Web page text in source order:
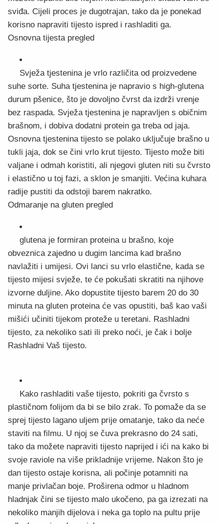
sviđa. Cijeli proces je dugotrajan, tako da je ponekad
korisno napraviti tijesto ispred i rashladiti ga.
Osnovna tijesta pregled
Svježa tjestenina je vrlo različita od proizvedene
suhe sorte. Suha tjestenina je napravio s high-glutena
durum pšenice, što je dovoljno čvrst da izdrži vrenje
bez raspada. Svježa tjestenina je napravljen s običnim
brašnom, i dobiva dodatni protein ga treba od jaja.
Osnovna tjestenina tijesto se polako uključuje brašno u
tukli jaja, dok se čini vrlo krut tijesto. Tijesto može biti
valjane i odmah koristiti, ali njegovi gluten niti su čvrsto
i elastično u toj fazi, a sklon je smanjiti. Većina kuhara
radije pustiti da odstoji barem nakratko.
Odmaranje na gluten pregled
glutena je formiran proteina u brašno, koje
obveznica zajedno u dugim lancima kad brašno
navlažiti i umijesi. Ovi lanci su vrlo elastične, kada se
tijesto mijesi svježe, te će pokušati skratiti na njihove
izvorne duljine. Ako dopustite tijesto barem 20 do 30
minuta na gluten proteina će vas opustiti, baš kao vaši
mišići učiniti tijekom proteže u teretani. Rashladni
tijesto, za nekoliko sati ili preko noći, je čak i bolje
Rashladni Vaš tijesto.
Kako rashladiti vaše tijesto, pokriti ga čvrsto s
plastičnom folijom da bi se bilo zrak. To pomaže da se
sprej tijesto lagano uljem prije omatanje, tako da neće
staviti na filmu. U njoj se čuva prekrasno do 24 sati,
tako da možete napraviti tijesto naprijed i ići na kako bi
svoje raviole na više prikladnije vrijeme. Nakon što je
dan tijesto ostaje korisna, ali počinje potamniti na
manje privlačan boje. Proširena odmor u hladnom
hladnjak čini se tijesto malo ukočeno, pa ga izrezati na
nekoliko manjih dijelova i neka ga toplo na pultu prije